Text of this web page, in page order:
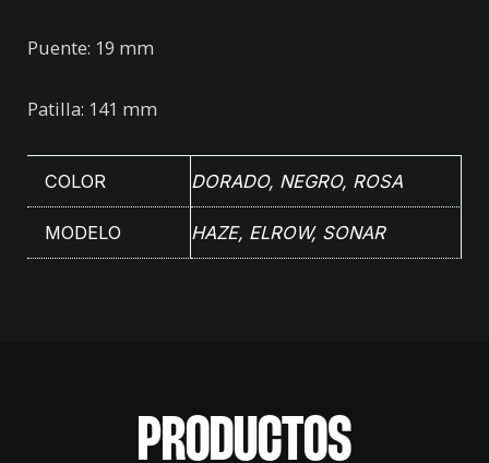
Puente: 19 mm
Patilla: 141 mm
COLOR DORADO, NEGRO, ROSA
MODELO HAZE, ELROW, SONAR
PRODUCTOS